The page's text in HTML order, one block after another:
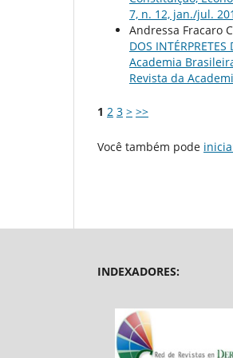
7, n. 12, jan./jul.
Andressa Fracaro
DOS
Academia
Revista da
1 2 3 > >>
Você também pode
INDEXADORES: